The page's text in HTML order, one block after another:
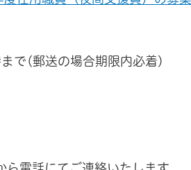
で(郵送の場合期限内必着)